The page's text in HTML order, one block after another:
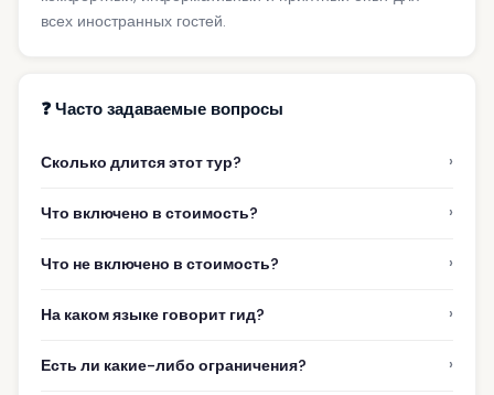
всех иностранных гостей.
❓ Часто задаваемые вопросы
Сколько длится этот тур? ›
Что включено в стоимость? ›
Что не включено в стоимость? ›
На каком языке говорит гид? ›
Есть ли какие-либо ограничения? ›